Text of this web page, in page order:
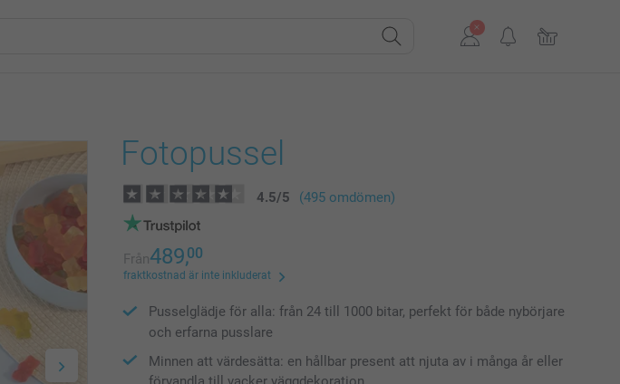
Fotopussel
4.5/5 (495 omdömen)
Från489,00
fraktkostnad är inte inkluderat
Pusselglädje för alla: från 24 till 1000 bitar, perfekt för både nybörjare
och erfarna pusslare
Minnen att värdesätta: en hållbar present att njuta av i många år eller